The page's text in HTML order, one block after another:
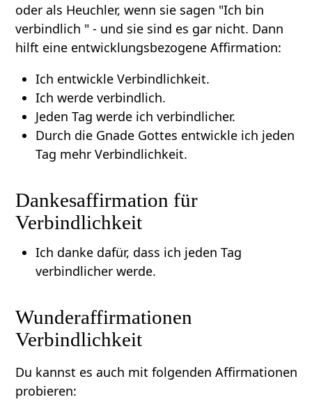
oder als Heuchler, wenn sie sagen "Ich bin
verbindlich " - und sie sind es gar nicht. Dann
hilft eine entwicklungsbezogene Affirmation:
Ich entwickle Verbindlichkeit.
Ich werde verbindlich.
Jeden Tag werde ich verbindlicher.
Durch die Gnade Gottes entwickle ich jeden
Tag mehr Verbindlichkeit.
Dankesaffirmation für
Verbindlichkeit
Ich danke dafür, dass ich jeden Tag
verbindlicher werde.
Wunderaffirmationen
Verbindlichkeit
Du kannst es auch mit folgenden Affirmationen
probieren: